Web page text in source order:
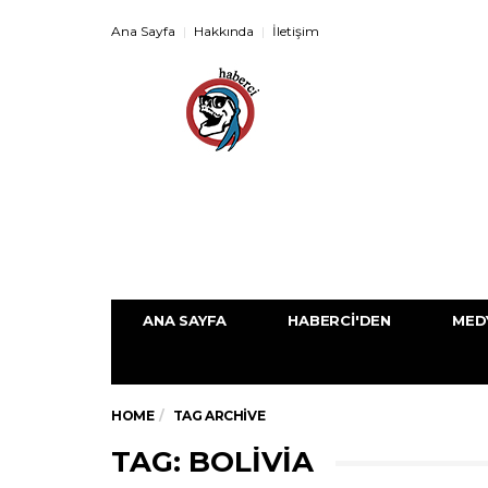
Ana Sayfa Hakkında İletişim
ANA SAYFA HABERCI'DEN
HOME TAG ARCHIVE
TAG: BOLIVIA